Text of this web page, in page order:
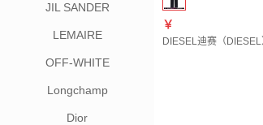
JIL SANDER
LEMAIRE
OFF-WHITE
Longchamp
Dior
￥
DIESEL迪赛（